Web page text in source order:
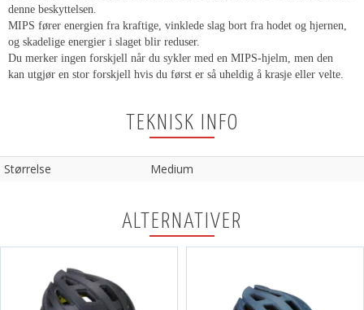
denne beskyttelsen.
MIPS fører energien fra kraftige, vinklede slag bort fra hodet og hjernen,
og skadelige energier i slaget blir reduser.
Du merker ingen forskjell når du sykler med en MIPS-hjelm, men den
kan utgjør en stor forskjell hvis du først er så uheldig å krasje eller velte.
TEKNISK INFO
Størrelse Medium
ALTERNATIVER